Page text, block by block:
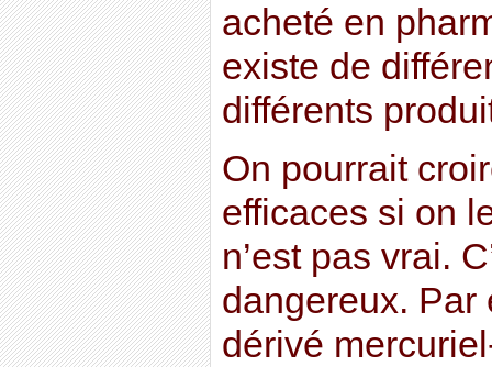
acheté en
existe de
différents
On pourrait
efficaces si on
n’est pas vrai.
dangereux. Par
dérivé